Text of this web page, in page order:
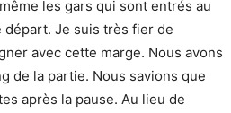
les gars qui sont entrés au
Je suis très fier de
avec cette marge. Nous avons
de la partie. Nous savions que
après la pause. Au lieu de